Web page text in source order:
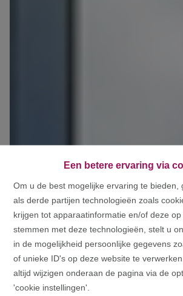
Een betere ervaring via
Om u de best mogelijke ervaring te bieden,
als derde partijen technologieën zoals
krijgen tot apparaatinformatie en/of deze
stemmen met deze technologieën, stelt u
in de mogelijkheid persoonlijke gegevens
of unieke ID's op deze website te
altijd wijzigen onderaan de pagina via de
'cookie instellingen'.